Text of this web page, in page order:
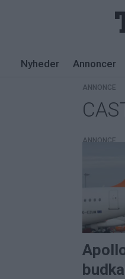
Nyheder Annoncer
castlelake
ANNONCE
ANNONCE